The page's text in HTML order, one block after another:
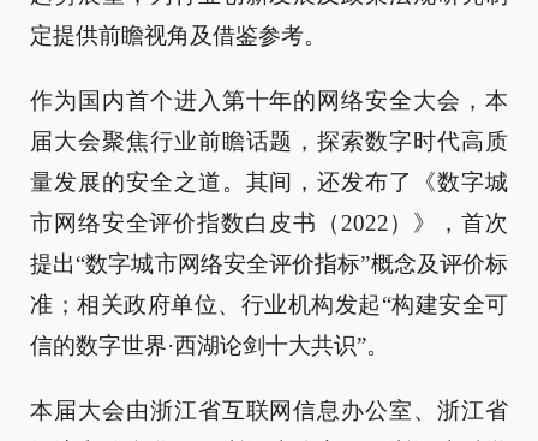
定提供前瞻视角及借鉴参考。
作为国内首个进入第十年的网络安全大会，本
届大会聚焦行业前瞻话题，探索数字时代高质
量发展的安全之道。其间，还发布了《数字城
市网络安全评价指数白皮书（2022）》，首次
提出“数字城市网络安全评价指标”概念及评价标
准；相关政府单位、行业机构发起“构建安全可
信的数字世界·西湖论剑十大共识”。
本届大会由浙江省互联网信息办公室、浙江省